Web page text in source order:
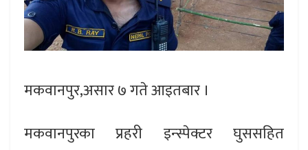
मकवानपुर,असार ७ गते आइतबार ।
मकवानपुरका प्रहरी इन्स्पेक्टर घुससहित